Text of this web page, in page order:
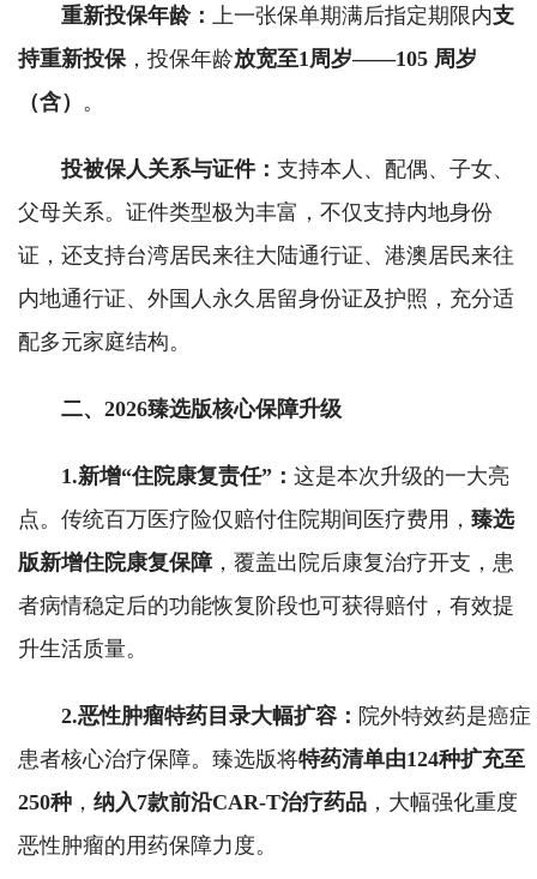
重新投保年龄： 上一张保单期满后指定期限内支
持重新投保，投保年龄放宽至1周岁——105 周岁
（含） 。
投被保人关系与证件： 支持本人、配偶、子女、
父母关系。证件类型极为丰富，不仅支持内地身份
证，还支持台湾居民来往大陆通行证、港澳居民来往
内地通行证、外国人永久居留身份证及护照，充分适
配多元家庭结构。
二、2026臻选版核心保障升级
1.新增“住院康复责任”： 这是本次升级的一大亮
点。传统百万医疗险仅赔付住院期间医疗费用， 臻选
版新增住院康复保障，覆盖出院后康复治疗开支，患
者病情稳定后的功能恢复阶段也可获得赔付，有效提
升生活质量。
2.恶性肿瘤特药目录大幅扩容： 院外特效药是癌症
患者核心治疗保障。臻选版将特药清单由124种扩充至
250种 ， 纳入7款前沿CAR-T治疗药品 ，大幅强化重度
恶性肿瘤的用药保障力度。